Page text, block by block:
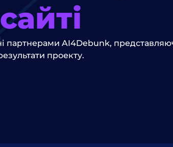
сайті
партнерами AI4Debunk,
проекту.